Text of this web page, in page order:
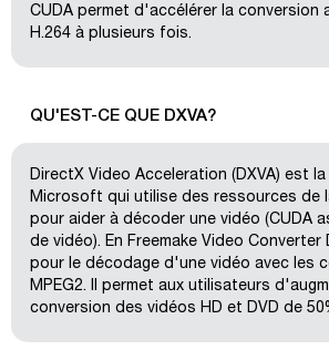
CUDA permet d'accélérer la conversion
H.264 à plusieurs fois.
QU'EST-CE QUE DXVA?
DirectX Video Acceleration (DXVA) est
Microsoft qui utilise des ressources de
pour aider à décoder une vidéo (CUDA
de vidéo). En Freemake Video Converter
pour le décodage d'une vidéo avec les
MPEG2. Il permet aux utilisateurs
conversion des vidéos HD et DVD de